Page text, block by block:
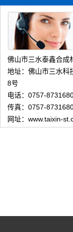
佛山市三水泰鑫合成
地址：佛山市三水科
8号
电话：0757-
传真：0757-
网址：www.taixin-